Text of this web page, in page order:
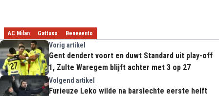
AC Milan Gattuso Benevento
Vorig artikel
Gent dendert voort en duwt Standard uit play-off
1, Zulte Waregem blijft achter met 3 op 27
Volgend artikel
Furieuze Leko wilde na barslechte eerste helft